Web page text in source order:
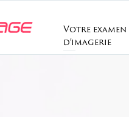
Votre examen
d’imagerie